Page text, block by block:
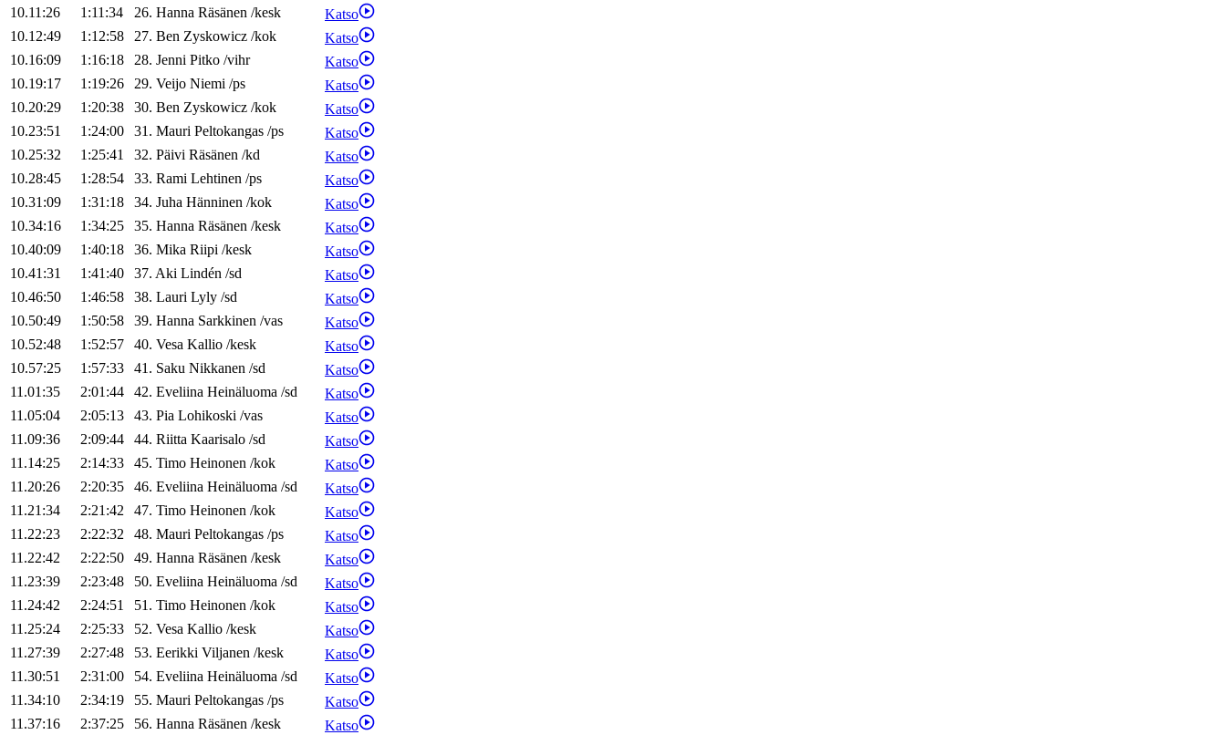
10.11:26
1:11:34 26. Hanna Räsänen /kesk
Katso
10.12:49
1:12:58 27. Ben Zyskowicz /kok
Katso
10.16:09
1:16:18 28. Jenni Pitko /vihr
Katso
10.19:17
1:19:26 29. Veijo Niemi /ps
Katso
10.20:29
1:20:38 30. Ben Zyskowicz /kok
Katso
10.23:51
1:24:00 31. Mauri Peltokangas /ps
Katso
10.25:32
1:25:41 32. Päivi Räsänen /kd
Katso
10.28:45
1:28:54 33. Rami Lehtinen /ps
Katso
10.31:09
1:31:18 34. Juha Hänninen /kok
Katso
10.34:16
1:34:25 35. Hanna Räsänen /kesk
Katso
10.40:09
1:40:18 36. Mika Riipi /kesk
Katso
10.41:31
1:41:40 37. Aki Lindén /sd
Katso
10.46:50
1:46:58 38. Lauri Lyly /sd
Katso
10.50:49
1:50:58 39. Hanna Sarkkinen /vas
Katso
10.52:48
1:52:57 40. Vesa Kallio /kesk
Katso
10.57:25
1:57:33 41. Saku Nikkanen /sd
Katso
11.01:35
2:01:44 42. Eveliina Heinäluoma /sd
Katso
11.05:04
2:05:13 43. Pia Lohikoski /vas
Katso
11.09:36
2:09:44 44. Riitta Kaarisalo /sd
Katso
11.14:25
2:14:33 45. Timo Heinonen /kok
Katso
11.20:26
2:20:35 46. Eveliina Heinäluoma /sd
Katso
11.21:34
2:21:42 47. Timo Heinonen /kok
Katso
11.22:23
2:22:32 48. Mauri Peltokangas /ps
Katso
11.22:42
2:22:50 49. Hanna Räsänen /kesk
Katso
11.23:39
2:23:48 50. Eveliina Heinäluoma /sd
Katso
11.24:42
2:24:51 51. Timo Heinonen /kok
Katso
11.25:24
2:25:33 52. Vesa Kallio /kesk
Katso
11.27:39
2:27:48 53. Eerikki Viljanen /kesk
Katso
11.30:51
2:31:00 54. Eveliina Heinäluoma /sd
Katso
11.34:10
2:34:19 55. Mauri Peltokangas /ps
Katso
11.37:16
2:37:25 56. Hanna Räsänen /kesk
Katso